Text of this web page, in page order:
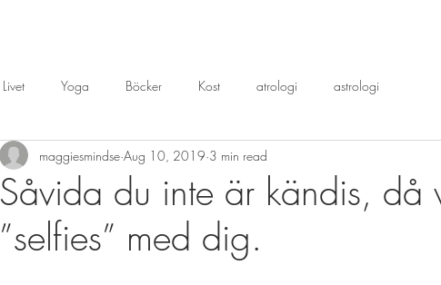
Livet Yoga Böcker Kost atrologi astrologi
Såvida du inte är kändis, då
”selfies” med dig.
maggiesmindse Aug 10, 2019 3 min read